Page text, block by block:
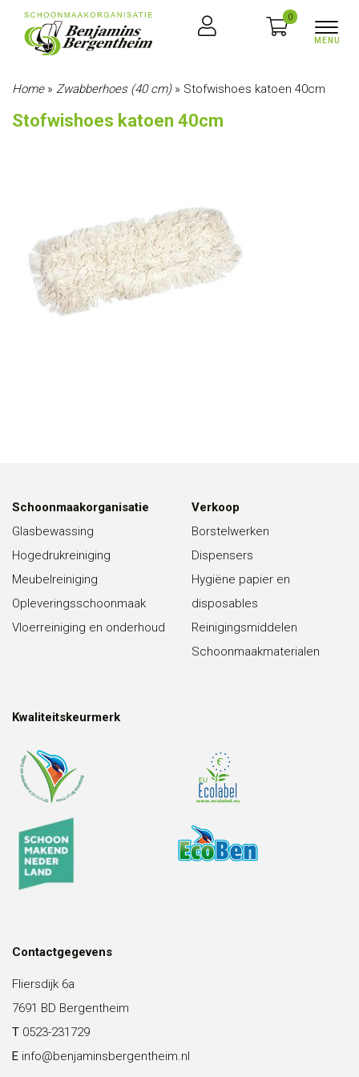
0
Home» Zwabberhoes (40 cm)» Stofwishoes katoen 40cm
Stofwishoes katoen 40cm
Schoonmaakorganisatie
Glasbewassing
Hogedrukreiniging
Meubelreiniging
Opleveringsschoonmaak
Vloerreiniging en onderhoud
Verkoop
Borstelwerken
Dispensers
Hygiëne papier en
disposables
Reinigingsmiddelen
Schoonmaakmaterialen
Kwaliteitskeurmerk
Contactgegevens
Fliersdijk 6a
7691 BD Bergentheim
T 0523-231729
E info@benjaminsbergentheim.nl